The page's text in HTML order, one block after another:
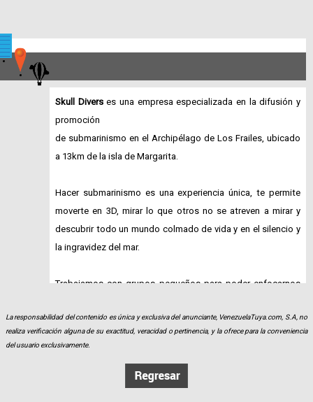
Skull Diverses una empresa especializada en la difusión y
promoción
de submarinismo en el Archipélago de Los Frailes, ubicado
a 13km de la isla de Margarita.
Hacer submarinismo es una experiencia única, te permite
moverte en 3D, mirar lo que otros no se atreven a mirar y
descubrir todo un mundo colmado de vida y en el silencio y
la ingravidez del mar.
Trabajamos con grupos pequeños para poder enfocarnos
puedas tener una experiencia mucho más satisfactoria.
donde incluimos traslados en embarcación privada, servicio
La responsabilidad del contenido es única y exclusiva del anunciante, VenezuelaTuya.com, S.A, no
realiza verificación alguna de su exactitud, veracidad o pertinencia, y la ofrece para la conveniencia
del usuario exclusivamente.